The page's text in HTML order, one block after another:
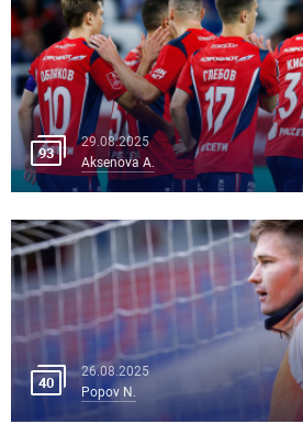
93
29.08.2025
Aksenova A.
40
26.08.2025
Popov N.